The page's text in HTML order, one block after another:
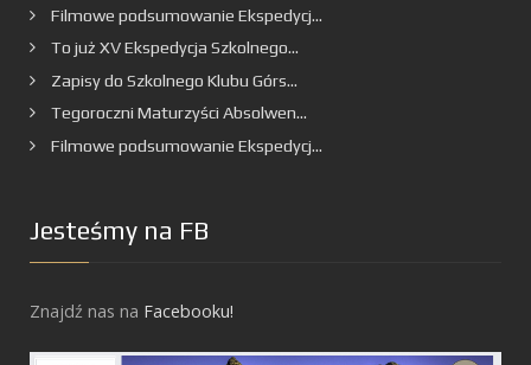
Filmowe podsumowanie Ekspedycj...
To już XV Ekspedycja Szkolnego...
Zapisy do Szkolnego Klubu Górs...
Tegoroczni Maturzyści Absolwen...
Filmowe podsumowanie Ekspedycj...
Jesteśmy na FB
Znajdź nas na Facebooku!